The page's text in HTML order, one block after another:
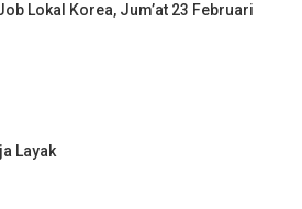
Lokal Korea, Jum’at 23 Februari
Layak